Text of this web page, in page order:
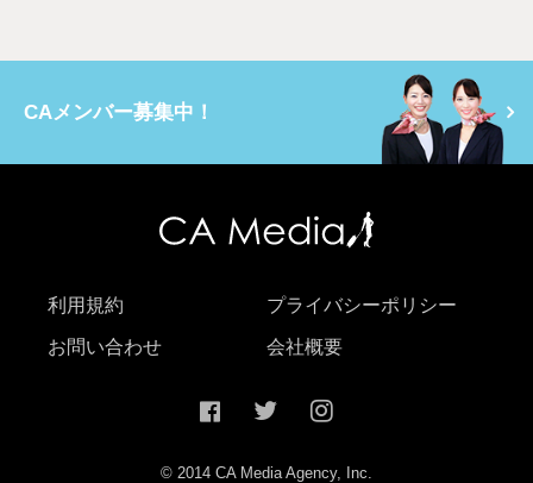
CAメンバー募集中！
利用規約 プライバシーポリシー
お問い合わせ 会社概要
© 2014 CA Media Agency, Inc.